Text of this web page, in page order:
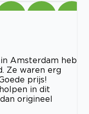
Amsterdam heb
Ze waren erg
prijs!
in dit
origineel